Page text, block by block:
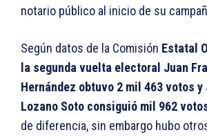
notario público al inicio de su
Según datos de la Comisión Estatal
la segunda vuelta electoral Juan
Hernández obtuvo 2 mil 463 votos
Lozano Soto consiguió mil 962
de diferencia, sin embargo hubo